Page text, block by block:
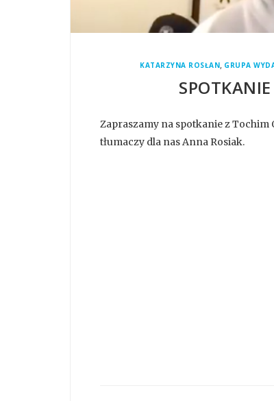
KATARZYNA ROSŁAN, GRUPA
Zapraszamy na spotkanie z Tochim
tłumaczy dla nas Anna Rosiak.